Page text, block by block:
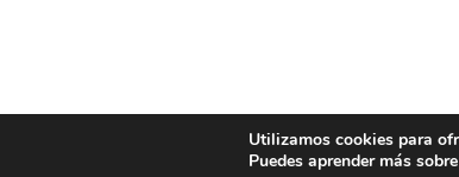
Utilizamos cookies para
Puedes aprender más